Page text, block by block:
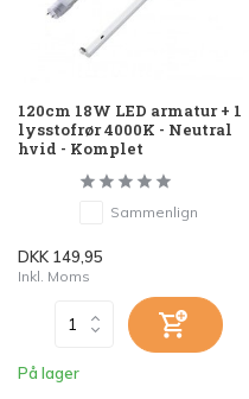
120cm 18W LED armatur + 1
lysstofrør 4000K - Neutral
hvid - Komplet
Sammenlign
DKK 149,95
Inkl. Moms
På lager